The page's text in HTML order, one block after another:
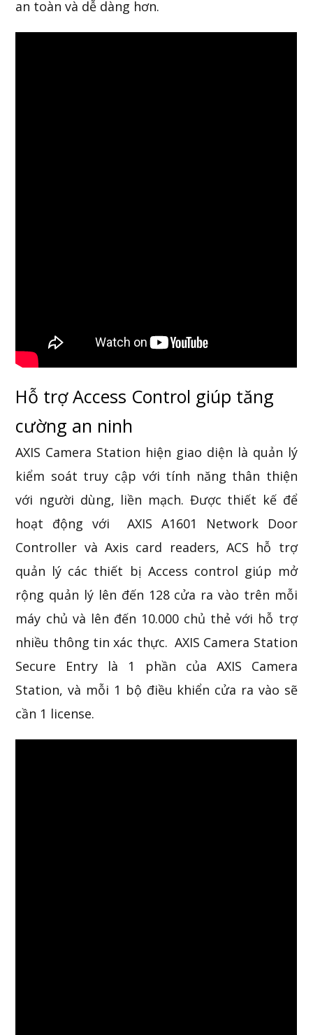
an toàn và dễ dàng hơn.
Hỗ trợ Access Control giúp tăng
cường an ninh
AXIS Camera Station hiện giao diện là quản lý
kiểm soát truy cập với tính năng thân thiện
với người dùng, liền mạch. Được thiết kế để
hoạt động với
AXIS A1601 Network Door
Controller vàAxis card readers, ACS hỗ trợ
quản lý các thiết bị Access control giúp mở
rộng quản lý lên đến 128 cửa ra vào trên mỗi
máy chủ và lên đến 10.000 chủ thẻ với hỗ trợ
nhiều thông tin xác thực. AXIS Camera Station
Secure Entry là 1 phần của AXIS Camera
Station, và mỗi 1 bộ điều khiển cửa ra vào sẽ
cần 1 license.